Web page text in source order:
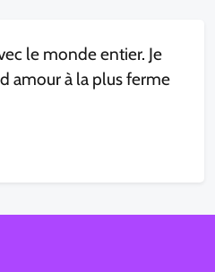
le monde entier. Je
amour à la plus ferme